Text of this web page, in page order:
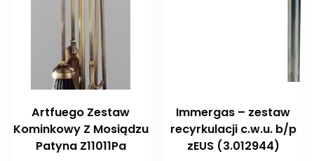
Artfuego Zestaw
Kominkowy Z Mosiądzu
Patyna Z11011Pa
Immergas – zestaw
recyrkulacji c.w.u. b/p
zEUS (3.012944)